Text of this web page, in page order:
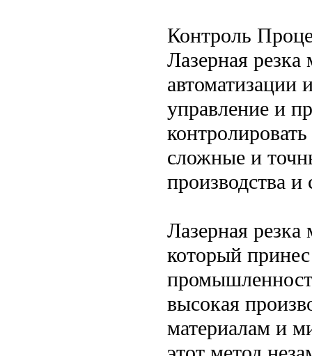
Контроль
Лазерная резка
автоматизации
управление и
сложные и
производства
Лазерная
который
высокая
материалам и